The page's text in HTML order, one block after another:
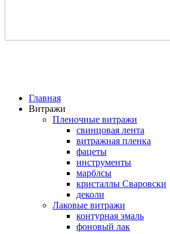
Главная
Витражи
Пленочные витражи
свинцовая лента
витражная пленка
фацеты
инструменты
марблсы
кристаллы Сваровски
деколи
Лаковые витражи
контурная эмаль
фоновый лак